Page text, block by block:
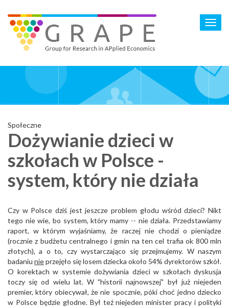
main
content
Społeczne
Dożywianie dzieci w
szkołach w Polsce -
system, który nie działa
Czy w Polsce dziś jest jeszcze problem głodu wśród dzieci? Nikt
tego nie wie, bo system, który mamy -- nie działa. Przedstawiamy
raport, w którym wyjaśniamy, że raczej nie chodzi o pieniądze
(rocznie z budżetu centralnego i gmin na ten cel trafia ok 800 mln
złotych), a o to, czy wystarczająco się przejmujemy. W naszym
badaniu nieprzejęło się losem dziecka około 54% dyrektorów szkół.
O korektach w systemie dożywiania dzieci w szkołach dyskusja
toczy się od wielu lat. W "historii najnowszej" był już niejeden
premier, który obiecywał, że nie spocznie, póki choć jedno dziecko
w Polsce będzie głodne. Był też niejeden minister pracy i polityki